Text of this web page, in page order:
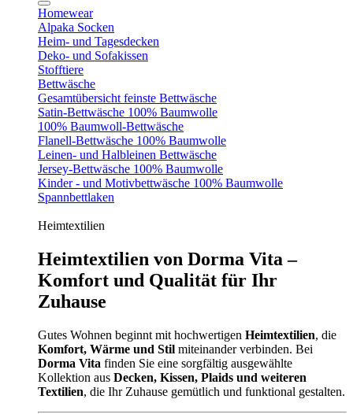
Homewear
Alpaka Socken
Heim- und Tagesdecken
Deko- und Sofakissen
Stofftiere
Bettwäsche
Gesamtübersicht feinste Bettwäsche
Satin-Bettwäsche 100% Baumwolle
100% Baumwoll-Bettwäsche
Flanell-Bettwäsche 100% Baumwolle
Leinen- und Halbleinen Bettwäsche
Jersey-Bettwäsche 100% Baumwolle
Kinder - und Motivbettwäsche 100% Baumwolle
Spannbettlaken
Heimtextilien
Heimtextilien von Dorma Vita –
Komfort und Qualität für Ihr
Zuhause
Gutes Wohnen beginnt mit hochwertigen Heimtextilien, die
Komfort, Wärme und Stil miteinander verbinden. Bei
Dorma Vita finden Sie eine sorgfältig ausgewählte
Kollektion aus Decken, Kissen, Plaids und weiteren
Textilien, die Ihr Zuhause gemütlich und funktional gestalten.